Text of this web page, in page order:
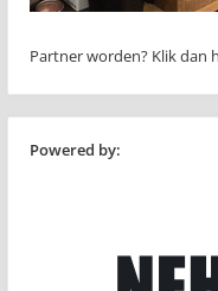
Partner worden? Klik dan
Powered by: